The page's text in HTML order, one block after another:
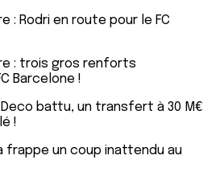
: Rodri en route pour le FC
: trois gros renforts
Barcelone !
Deco battu, un transfert à 30 M€
!
frappe un coup inattendu au